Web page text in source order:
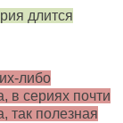
длится
либо
в сериях почти
так полезная